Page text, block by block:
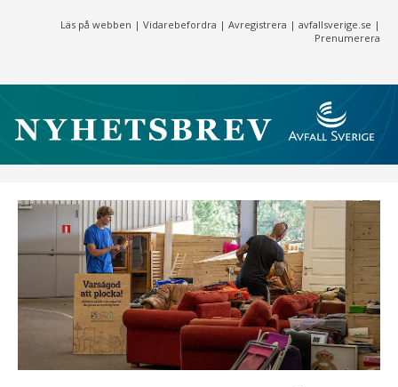
Läs på webben | Vidarebefordra | Avregistrera | avfallsverige.se |
Prenumerera